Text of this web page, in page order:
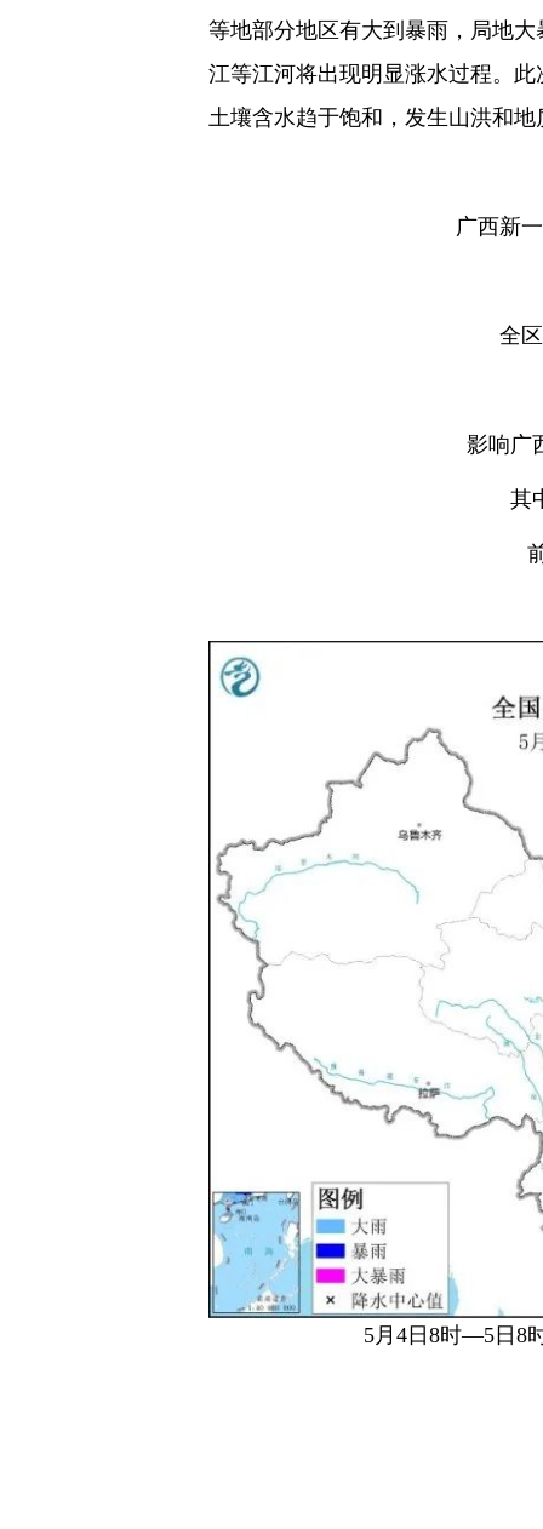
等地部分地区有大到暴雨，局地
江等江河将出现明显涨水过程。
土壤含水趋于饱和，发生山洪和
广西新
全
影响广
其
5月4日8时—5日8